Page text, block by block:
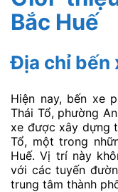
Bắc Huế
Địa chỉ bến
Hiện nay, bến xe
Thái Tổ, phường
xe được xây dựng
Tổ, một trong
Huế. Vị trí này
với các tuyến
trung tâm thành